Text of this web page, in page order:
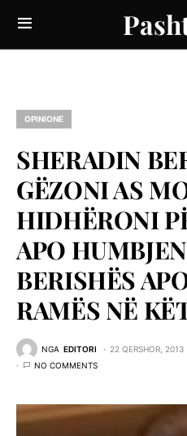
OPINIONE
SHERADIN
GËZONI AS
HIDHËRONI
APO
BERISHËS
RAMËS NË
NGA EDITORI 22 QERSHOR, 2013
NO COMMENTS